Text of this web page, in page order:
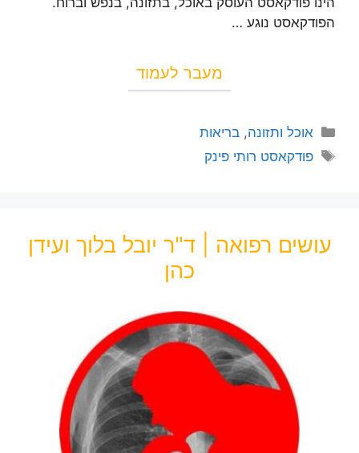
הפודקאסט נוגע …
מעבר לעמוד
אוכל ותזונה,בריאות
פודקאסט רותי פינק
עושים רפואה | ד"ר יובל בלוך ועידן
כהן